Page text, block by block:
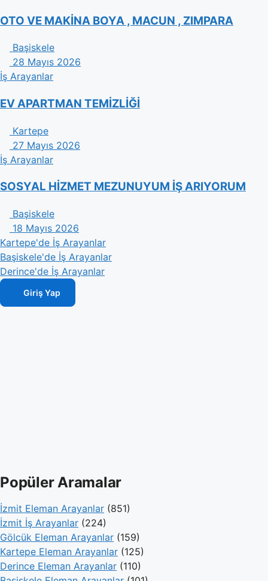
OTO VE MAKİNA BOYA , MACUN , ZIMPARA
Başiskele
28 Mayıs 2026
İş Arayanlar
EV APARTMAN TEMİZLİĞİ
Kartepe
27 Mayıs 2026
İş Arayanlar
SOSYAL HİZMET MEZUNUYUM İŞ ARIYORUM
Başiskele
18 Mayıs 2026
Kartepe'de İş Arayanlar
Başiskele'de İş Arayanlar
Derince'de İş Arayanlar
Giriş Yap
Popüler Aramalar
İzmit Eleman Arayanlar (851)
İzmit İş Arayanlar (224)
Gölcük Eleman Arayanlar (159)
Kartepe Eleman Arayanlar (125)
Derince Eleman Arayanlar (110)